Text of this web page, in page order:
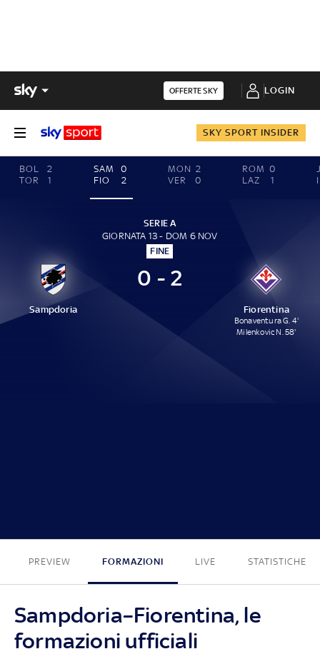
OFFERTE SKY LOGIN
SKY SPORT INSIDER
BOL
2
TOR
1
SAM
0
FIO
2
MON 2
VER
0
ROM 0
LAZ
1
SERIE A
GIORNATA 13 - DOM 6 NOV
FINE
Sampdoria
0 - 2
Fiorentina
Bonaventura G. 4'
Milenkovic N. 58'
PREVIEW FORMAZIONI LIVE STATISTICHE
Sampdoria–Fiorentina, le
formazioni ufficiali